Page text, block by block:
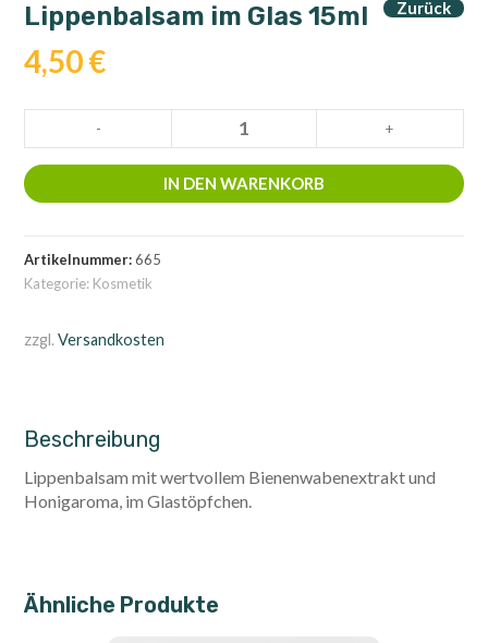
Zurück
Lippenbalsam im Glas 15ml
4,50€
im
Glas
15ml
- +
IN DEN WARENKORB
Artikelnummer:665
Kategorie: Kosmetik
zzgl.Versandkosten
Beschreibung
Lippenbalsam mit wertvollem Bienenwabenextrakt und
Honigaroma, im Glastöpfchen.
Ähnliche Produkte